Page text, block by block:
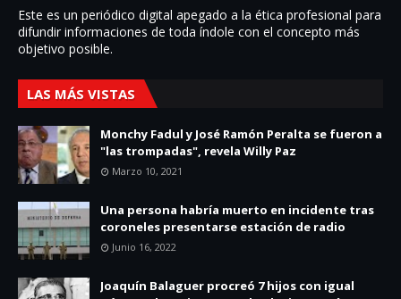
Este es un periódico digital apegado a la ética profesional para
difundir informaciones de toda í­ndole con el concepto más
objetivo posible.
LAS MÁS VISTAS
Monchy Fadul y José Ramón Peralta se fueron a
"las trompadas", revela Willy Paz
Marzo 10, 2021
Una persona habría muerto en incidente tras
coroneles presentarse estación de radio
Junio 16, 2022
Joaquín Balaguer procreó 7 hijos con igual